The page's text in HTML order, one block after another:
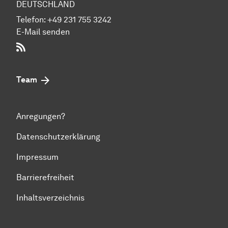
DEUTSCHLAND
Telefon: +49 231 755 3242
E-Mail senden
Team
Anregungen?
Datenschutzerklärung
Impressum
Barrierefreiheit
Inhaltsverzeichnis